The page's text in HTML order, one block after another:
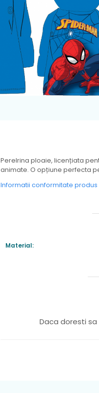
Perelrina ploaie, licențiata
animate. O opțiune perfecta
Informatii conformitate produs
Material:
Daca doresti